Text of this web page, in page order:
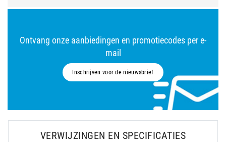
Ontvang onze aanbiedingen en promotiecodes per e-
mail
Inschrijven voor de nieuwsbrief
VERWIJZINGEN EN SPECIFICATIES